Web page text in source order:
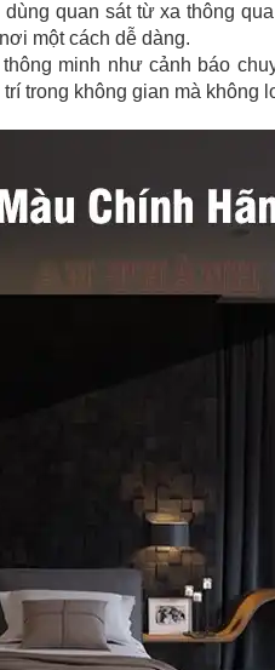
quan sát từ xa thông
một cách dễ dàng.
minh như cảnh báo
trong không gian mà